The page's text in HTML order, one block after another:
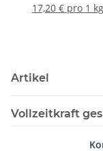
17,20 € pro 1 kg
Artikel
Vollzeitkraft